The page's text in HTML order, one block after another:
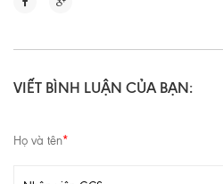
VIẾT BÌNH LUẬN CỦA BẠN:
Họ và tên*